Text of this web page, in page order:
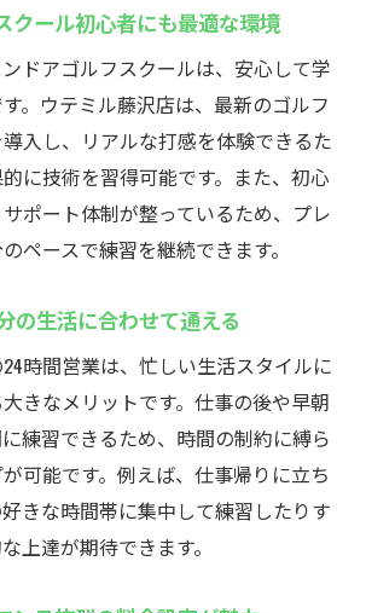
クール初心者にも最適な環境
ドアゴルフスクールは、安心して学
。ウテミル藤沢店は、最新のゴルフ
入し、リアルな打感を体験できるた
に技術を習得可能です。また、初心
ポート体制が整っているため、プレ
ペースで練習を継続できます。
の生活に合わせて通える
時間営業は、忙しい生活スタイルに
きなメリットです。仕事の後や早朝
練習できるため、時間の制約に縛ら
可能です。例えば、仕事帰りに立ち
きな時間帯に集中して練習したりす
上達が期待できます。